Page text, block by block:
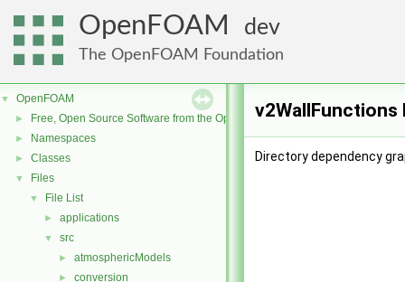
OpenFOAM dev
The OpenFOAM Foundation
▼ OpenFOAM
► Free, Open Source Software from the OpenFOAM Foundation
► Namespaces
► Classes
▼ Files
▼ File List
► applications
▼ src
► atmosphericModels
► conversion
v2WallFunctions
Directory dependency